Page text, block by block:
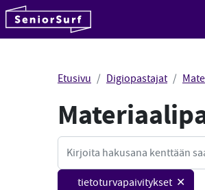
Hyppää sisältöön
Etusivu Digiopastajat
Haku
tietoturvapaivitykset ✕